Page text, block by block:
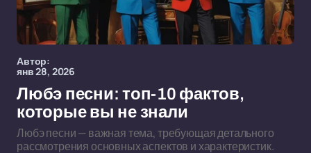
Автор:
янв 28, 2026
Любэ песни: топ-10 фактов,
которые вы не знали
Любэ песни — важная тема, требующая детального
рассмотрения основных аспектов и характеристик.